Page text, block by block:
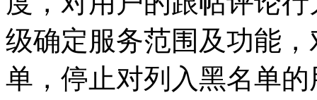
级确定服务范围及功能
单，停止对列入黑名单